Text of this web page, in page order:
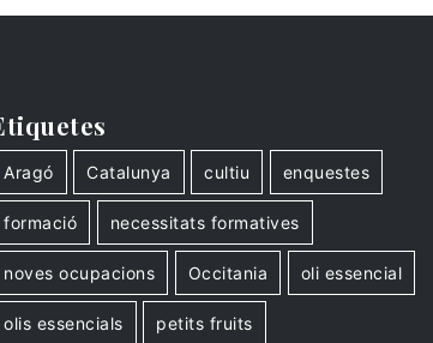
Aragó Catalunya cultiu enquestes
formació necessitats formatives
noves ocupacions Occitania oli essencial
olis essencials petits fruits